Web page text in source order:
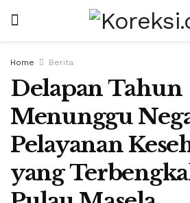
Home Berita
Delapan Tahun
Menunggu
Pelayanan
yang